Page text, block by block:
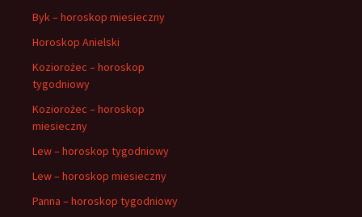
Byk – horoskop miesieczny
Horoskop Anielski
Koziorożec – horoskop
tygodniowy
Koziorożec – horoskop
miesieczny
Lew – horoskop tygodniowy
Lew – horoskop miesieczny
Panna – horoskop tygodniowy